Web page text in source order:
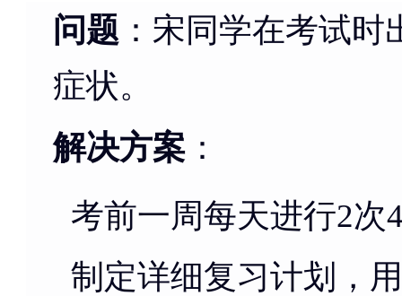
问题 ：宋同学在考试
症状。
解决方案 ：
考前一周每天进行2次
制定详细复习计划，